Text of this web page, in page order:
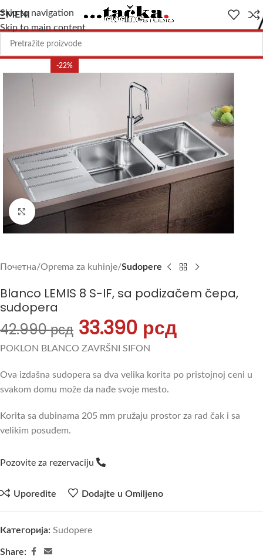
Skip to navigation
Skip to main content
MENI
-22%
Uvećajte sliku
Почетна Oprema za kuhinje Sudopere
Blanco LEMIS 8 S-IF, sa podizačem čepa,
sudopera
42.990рсд 33.390 рсд
POKLON BLANCO ZAVRŠNI SIFON
Ova izdašna sudopera sa dva velika korita po pristojnoj ceni u
svakom domu može da nađe svoje mesto.
Korita sa dubinama 205 mm pružaju prostor za rad čak i sa
velikim posuđem.
Pozovite za rezervaciju
Uporedite Dodajte u Omiljeno
Категорија: Sudopere
Share: